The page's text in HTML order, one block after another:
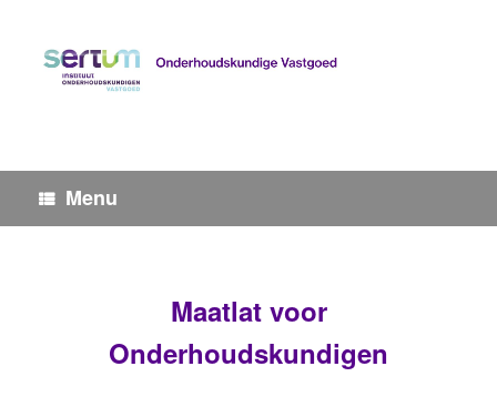
Menu
Maatlat voor
Onderhoudskundigen